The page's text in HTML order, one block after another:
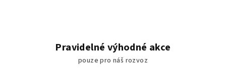
Pravidelné výhodné akce
pouze pro náš rozvoz